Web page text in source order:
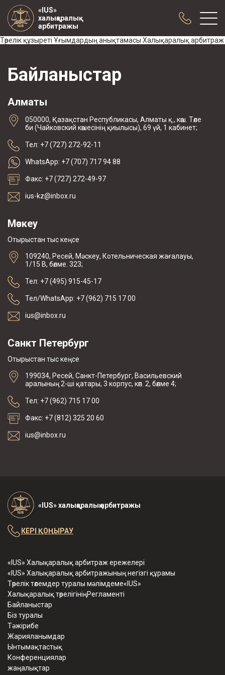
«IUS»
халықаралық
арбитражы
Біз туралы
Тәжірибе
Жарияланымдар
Конференциялар
жаңалықтар
Арбитраждық тармақпен жасалған
келісімшарттардың үлгісі
Төрелік құзыреті Ұғымдардың анықтамасы Халықаралық арбитраж
Байланыстар
Алматы
050000, Қазақстан Республикасы, Алматы қ., көш. Төле
би (Чайковский көшесінің қиылысы), 69 үй, 1 кабинет;
Тел: +7 (727) 272-92-11
WhatsApp: +7 (707) 717 94 88
Факс: +7 (727) 272-49-97
ius-kz@inbox.ru
Мәскеу
Отырыстан тыс кеңсе
109240, Ресей, Мәскеу, Котельническая жағалауы,
1/15 В, бөлме. 323;
Тел: +7 (495) 915-45-17
Тел/WhatsApp: +7 (962) 715 17 00
ius@inbox.ru
Санкт Петербург
Отырыстан тыс кеңсе
199034, Ресей, Санкт-Петербург, Васильевский
аралының 2-ші қатары, 3 корпус, көп. 2, бөлме 4;
Тел: +7 (962) 715 17 00
Факс: +7 (812) 325 20 60
ius@inbox.ru
«IUS» халықаралық арбитражы
«IUS» Халықаралық арбитраж ережелері
«IUS» Халықаралық арбитражының негізгі құрамы
Төрелік төлемдер туралы мәлімдеме«IUS»
Халықаралық төрелігініңРегламенті
Байланыстар
Біз туралы
Тәжірибе
Жарияланымдар
Ынтымақтастық
Конференциялар
жаңалықтар
КЕРІ ҚОҢЫРАУ